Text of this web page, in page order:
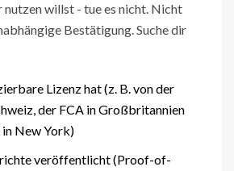
nutzen willst - tue es nicht. Nicht
Bestätigung. Suche dir
Lizenz hat (z. B. von der
der FCA in Großbritannien
New York)
veröffentlicht (Proof-of-